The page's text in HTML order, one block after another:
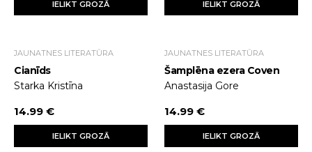
IELIKT GROZĀ IELIKT GROZĀ
JAUNATNES LITERATŪRA
Cianīds
Starka Kristīna
14.99 €
IELIKT GROZĀ
JAUNATNES LITERATŪRA
Šamplēna ezera Coven
Anastasija Gore
14.99 €
IELIKT GROZĀ